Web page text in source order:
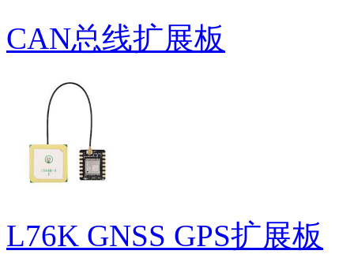
CAN总线扩展板
L76K GNSS GPS扩展板